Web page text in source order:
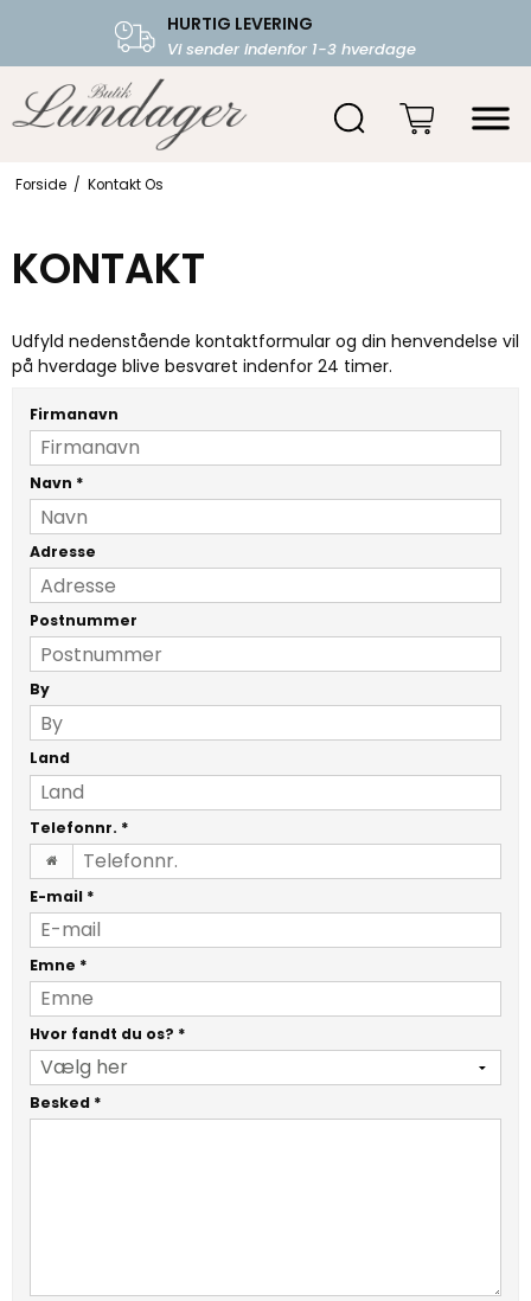
HURTIG LEVERING
Vi sender indenfor 1-3 hverdage
Forside / Kontakt Os
KONTAKT
Udfyld nedenstående kontaktformular og din henvendelse vil
på hverdage blive besvaret indenfor 24 timer.
Firmanavn
Navn *
Adresse
Postnummer
By
Land
Telefonnr. *
E-mail *
Emne *
Hvor fandt du os? *
Besked *